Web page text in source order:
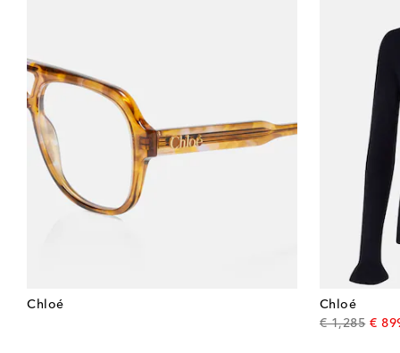
Chloé
Chloé
€ 1,285 €